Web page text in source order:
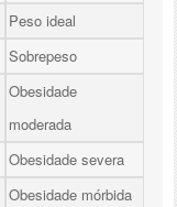
Peso ideal
Sobrepeso
Obesidade
moderada
Obesidade severa
Obesidade mórbida